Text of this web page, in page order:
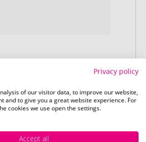
of ontwerp op onze
(checkout) en rond uw
u op dit moment
bestand beschikbaar
Privacy policy
of our visitor data, to improve our website,
and to give you a great website experience. For
cookies we use open the settings.
Accept all